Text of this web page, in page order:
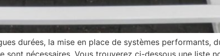
durées, la mise en place de systèmes performants,